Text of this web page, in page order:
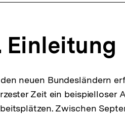
Einleitung
neuen Bundesländern
Zeit ein beispielloser
Zwischen